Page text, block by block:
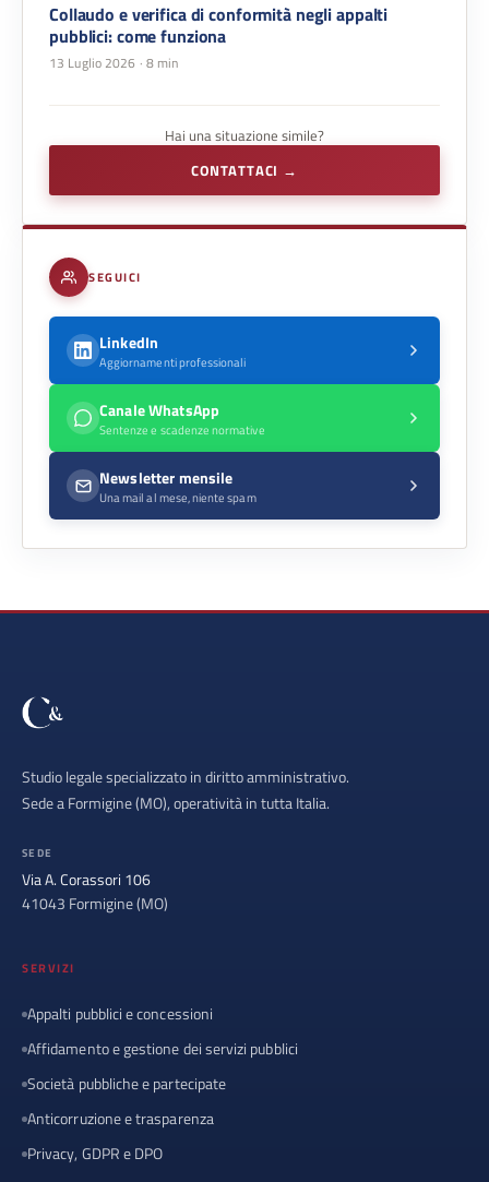
Collaudo e verifica di conformità negli appalti
pubblici: come funziona
13 Luglio 2026 · 8 min
Hai una situazione simile?
CONTATTACI →
SEGUICI
LinkedIn
Aggiornamenti professionali
Canale WhatsApp
Sentenze e scadenze normative
Newsletter mensile
Una mail al mese, niente spam
Studio legale specializzato in diritto amministrativo.
Sede a Formigine (MO), operatività in tutta Italia.
SEDE
Via A. Corassori 106
41043 Formigine (MO)
SERVIZI
Appalti pubblici e concessioni
Affidamento e gestione dei servizi pubblici
Società pubbliche e partecipate
Anticorruzione e trasparenza
Privacy, GDPR e DPO